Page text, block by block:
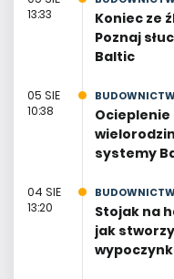
13:33
Koniec ze
Poznaj
Baltic
05 SIE
10:38
systemy
04 SIE
13:20
Stojak na
jak